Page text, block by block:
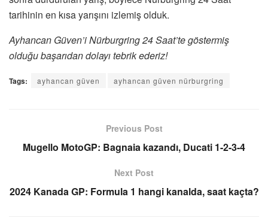
tarihinin en kısa yarışını izlemiş olduk.
Ayhancan Güven’i Nürburgring 24 Saat’te göstermiş
olduğu başarıdan dolayı tebrik ederiz!
Tags: ayhancan güven ayhancan güven nürburgring
Previous Post
Mugello MotoGP: Bagnaia kazandı, Ducati 1-2-3-4
Next Post
2024 Kanada GP: Formula 1 hangi kanalda, saat kaçta?